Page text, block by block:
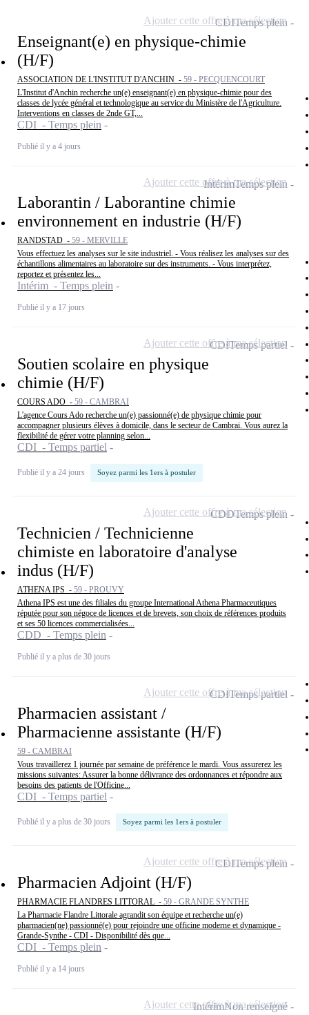
Enseignant(e) en physique-chimie
(H/F)
ASSOCIATION DE L'INSTITUT D'ANCHIN - 59 - PECQUENCOURT
L'Institut d'Anchin recherche un(e) enseignant(e) en physique-chimie pour des
classes de lycée général et technologique au service du Ministère de l'Agriculture.
Interventions en classes de 2nde GT,...
CDI - Temps plein
Publié il y a 4 jours
CDITemps plein
Ajouter cette offre à ma sélection
Laborantin / Laborantine chimie
environnement en industrie (H/F)
RANDSTAD - 59 - MERVILLE
Vous effectuez les analyses sur le site industriel. - Vous réalisez les analyses sur des
échantillons alimentaires au laboratoire sur des instruments. - Vous interprétez,
reportez et présentez les...
Intérim - Temps plein
Publié il y a 17 jours
IntérimTemps plein
Ajouter cette offre à ma sélection
Soutien scolaire en physique
chimie (H/F)
COURS ADO - 59 - CAMBRAI
L'agence Cours Ado recherche un(e) passionné(e) de physique chimie pour
accompagner plusieurs élèves à domicile, dans le secteur de Cambrai. Vous aurez la
flexibilité de gérer votre planning selon...
CDI - Temps partiel
Publié il y a 24 jours Soyez parmi les 1ers à postuler
CDITemps partiel
Ajouter cette offre à ma sélection
Technicien / Technicienne
chimiste en laboratoire d'analyse
indus (H/F)
ATHENA IPS - 59 - PROUVY
Athena IPS est une des filiales du groupe International Athena Pharmaceutiques
réputée pour son négoce de licences et de brevets, son choix de références produits
et ses 50 licences commercialisées...
CDD - Temps plein
Publié il y a plus de 30 jours
CDDTemps plein
Ajouter cette offre à ma sélection
Pharmacien assistant /
Pharmacienne assistante (H/F)
59 - CAMBRAI
Vous travaillerez 1 journée par semaine de préférence le mardi. Vous assurerez les
missions suivantes: Assurer la bonne délivrance des ordonnances et répondre aux
besoins des patients de l'Officine...
CDI - Temps partiel
Publié il y a plus de 30 jours Soyez parmi les 1ers à postuler
CDITemps partiel
Ajouter cette offre à ma sélection
Pharmacien Adjoint (H/F)
PHARMACIE FLANDRES LITTORAL - 59 - GRANDE SYNTHE
La Pharmacie Flandre Littorale agrandit son équipe et recherche un(e)
pharmacien(ne) passionné(e) pour rejoindre une officine moderne et dynamique -
Grande-Synthe - CDI - Disponibilité dès que...
CDI - Temps plein
Publié il y a 14 jours
CDITemps plein
Ajouter cette offre à ma sélection
IntérimNon renseigné
Ajouter cette offre à ma sélection